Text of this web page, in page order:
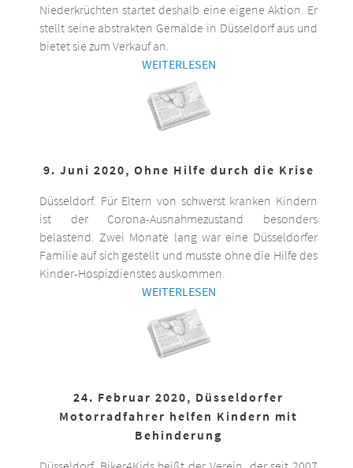
Niederkrüchten startet deshalb eine eigene Aktion. Er
stellt seine abstrakten Gemälde in Düsseldorf aus und
bietet sie zum Verkauf an.
WEITERLESEN
9. Juni 2020, Ohne Hilfe durch die Krise
Düsseldorf. Für Eltern von schwerst kranken Kindern
ist der Corona-Ausnahmezustand besonders
belastend. Zwei Monate lang war eine Düsseldorfer
Familie auf sich gestellt und musste ohne die Hilfe des
Kinder-Hospizdienstes auskommen.
WEITERLESEN
24. Februar 2020, Düsseldorfer
Motorradfahrer helfen Kindern mit
Behinderung